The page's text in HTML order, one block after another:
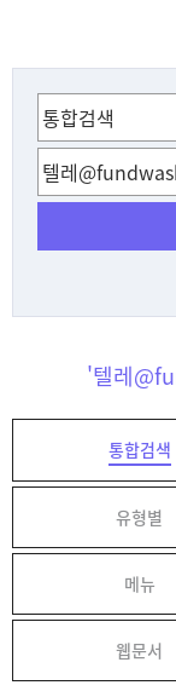
'텔레
통합검색
유형별
메뉴
웹문서